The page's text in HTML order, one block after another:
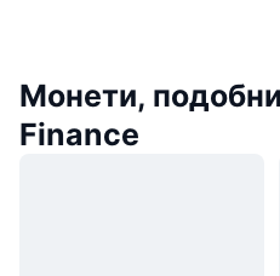
Монети,
Finance